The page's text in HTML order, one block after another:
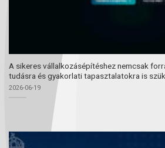
A sikeres vállalkozásépítéshez nemcsak
tudásra és gyakorlati tapasztalatokra is
2026-06-19